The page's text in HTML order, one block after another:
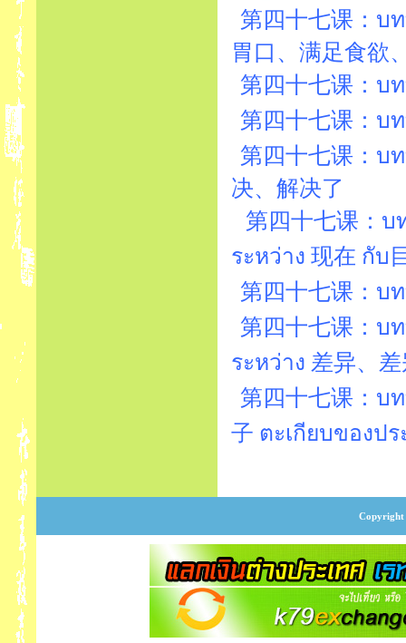
第四十七课：บ
胃口、满足食欲
第四十七课：บ
第四十七课：บ
第四十七课：บ
决、解决了
第四十七课：
ระหว่าง 现在 กับ
第四十七课：บ
第四十七课：บ
ระหว่าง 差异、
第四十七课：บ
子 ตะเกียบของป
Copyright